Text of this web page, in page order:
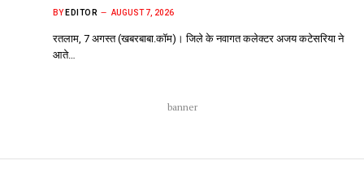
BY EDITOR AUGUST 7, 2026
रतलाम, 7 अगस्त (खबरबाबा.कॉम)। जिले के नवागत कलेक्टर अजय कटेसरिया ने
आते…
banner